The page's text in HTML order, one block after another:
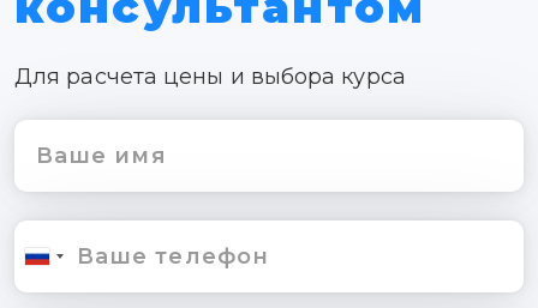
Для расчета цены и выбора курса